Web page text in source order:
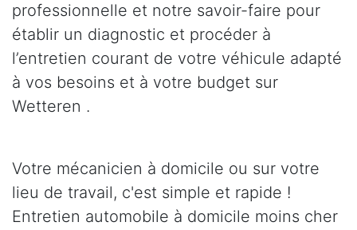
professionnelle et notre savoir-faire pour
établir un diagnostic et procéder à
l’entretien courant de votre véhicule adapté
à vos besoins et à votre budget sur
Wetteren .
Votre mécanicien à domicile ou sur votre
lieu de travail, c'est simple et rapide !
Entretien automobile à domicile moins cher